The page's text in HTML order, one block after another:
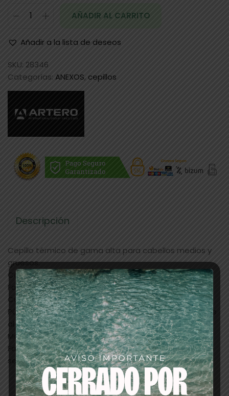
AÑADIR AL CARRITO
Añadir a la lista de deseos
SKU: 28346
Categorías: ANEXOS, cepillos
Descripción
Cepillo térmico de gama alta para cabellos medios y
gruesos.
Cerámico & Iónico & Antiestático.
Forma cónica.
Cuerpo de aluminio con baño de cerámica.
Púas de nylon en forma zigzageada para mejor agarre
al cabello.
Mango gomoso.
Facilita el manejo del cabello acortando su tiempo de
secado.